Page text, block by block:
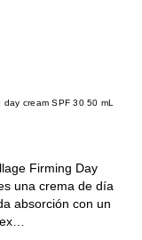
cream SPF 30 50 mL
Firming Day
una crema de día
absorción con un
ex…